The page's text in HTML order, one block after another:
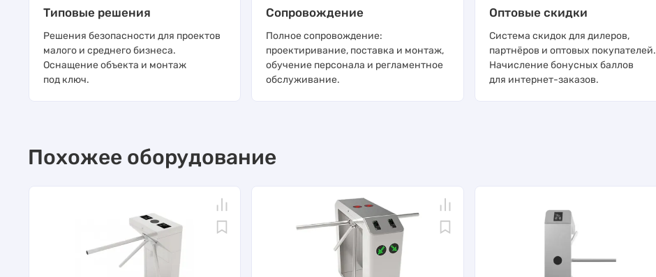
Типовые решения
Решения безопасности для проектов
малого и среднего бизнеса.
Оснащение объекта и монтаж
под ключ.
Сопровождение
Полное сопровождение:
проектиривание, поставка и монтаж,
обучение персонала и регламентное
обслуживание.
Оптовые скидки
Система скидок для дилеров,
партнёров и оптовых покупателей.
Начисление бонусных баллов
для интернет-заказов.
Похожее оборудование